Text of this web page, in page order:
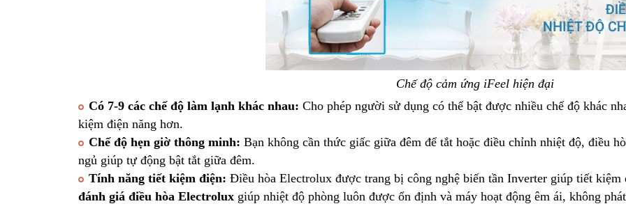
Chế độ cảm ứng iFeel hiện đại
Có 7-9 các chế độ làm lạnh khác nhau: Cho phép người sử dụng có thể bật được nhiều chế độ khác
kiệm điện năng hơn.
Chế độ hẹn giờ thông minh: Bạn không cần thức giấc giữa đêm để tắt hoặc điều chỉnh nhiệt độ, điều
ngủ giúp tự động bật tắt giữa đêm.
Tính năng tiết kiệm điện: Điều hòa Electrolux được trang bị công nghệ biến tần Inverter giúp tiết
đánh giá điều hòa Electrolux giúp nhiệt độ phòng luôn được ổn định và máy hoạt động êm ái, không